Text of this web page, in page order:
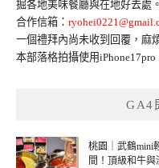
掘各地美味餐廳與在地好去處。
合作信箱：
一個禮拜內尚未收到回覆，麻
本部落格拍攝使用iPhone17pro
GA4
桃園｜武鶴mini
間！頂級和牛